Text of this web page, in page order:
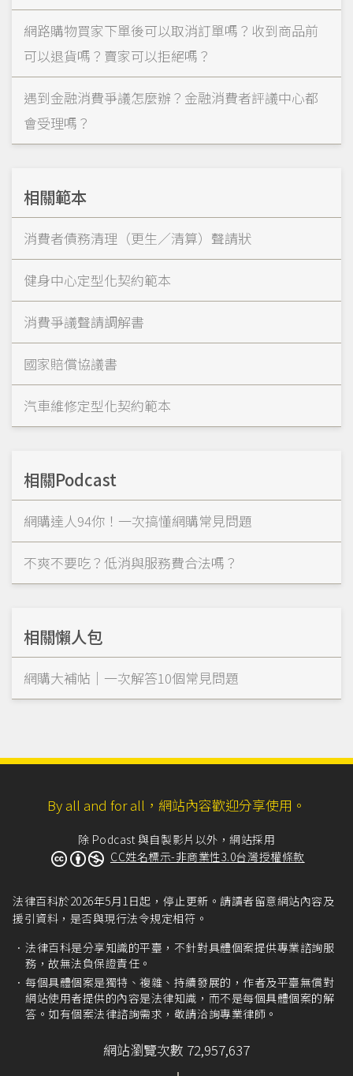
網路購物買家下單後可以取消訂單嗎？收到商品前
可以退貨嗎？賣家可以拒絕嗎？
遇到金融消費爭議怎麼辦？金融消費者評議中心都
會受理嗎？
相關範本
消費者債務清理（更生／清算）聲請狀
健身中心定型化契約範本
消費爭議聲請調解書
國家賠償協議書
汽車維修定型化契約範本
相關Podcast
網購達人94你！一次搞懂網購常見問題
不爽不要吃？低消與服務費合法嗎？
相關懶人包
網購大補帖｜一次解答10個常見問題
By all and for all，網站內容歡迎分享使用。
除 Podcast 與自製影片以外，網站採用
CC姓名標示-非商業性3.0台灣授權條款
法律百科於2026年5月1日起，停止更新。請讀者留意網站內容及
援引資料，是否與現行法令規定相符。
法律百科是分享知識的平臺，不針對具體個案提供專業諮詢服
務，故無法負保證責任。
每個具體個案是獨特、複雜、持續發展的，作者及平臺無償對
網站使用者提供的內容是法律知識，而不是每個具體個案的解
答。如有個案法律諮詢需求，敬請洽詢專業律師。
網站瀏覽次數 72,957,637